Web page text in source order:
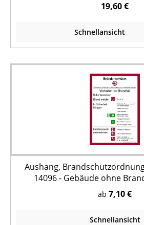
19,60 €
Schnellansicht
Aushang,
14096 - Gebäude ohne
ab 7,10 €
Schnellansicht